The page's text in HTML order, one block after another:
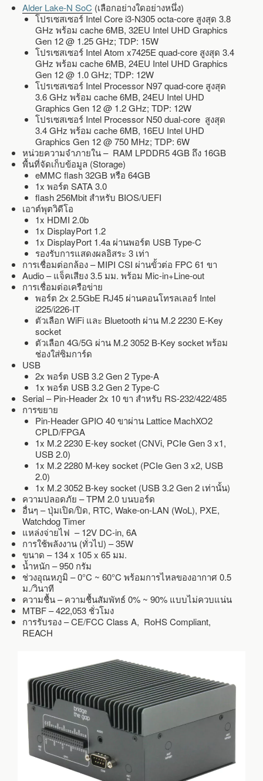
Alder Lake-N SoC (เลือกอย่างใดอย่างหนึ่ง)
โปรเซสเซอร์ Intel Core i3-N305 octa-core สูงสุด 3.8
GHz พร้อม cache 6MB, 32EU Intel UHD Graphics
Gen 12 @ 1.25 GHz; TDP: 15W
โปรเซสเซอร์ Intel Atom x7425E quad-core สูงสุด 3.4
GHz พร้อม cache 6MB, 24EU Intel UHD Graphics
Gen 12 @ 1.0 GHz; TDP: 12W
โปรเซสเซอร์ Intel Processor N97 quad-core สูงสุด
3.6 GHz พร้อม cache 6MB, 24EU Intel UHD
Graphics Gen 12 @ 1.2 GHz; TDP: 12W
โปรเซสเซอร์ Intel Processor N50 dual-core สูงสุด
3.4 GHz พร้อม cache 6MB, 16EU Intel UHD
Graphics Gen 12 @ 750 MHz; TDP: 6W
หน่วยความจำภายใน – RAM LPDDR5 4GB ถึง 16GB
พื้นที่จัดเก็บข้อมูล (Storage)
eMMC flash 32GB หรือ 64GB
1x พอร์ต SATA 3.0
flash 256Mbit สำหรับ BIOS/UEFI
เอาต์พุตวิดีโอ
1x HDMI 2.0b
1x DisplayPort 1.2
1x DisplayPort 1.4a ผ่านพอร์ต USB Type-C
รองรับการแสดงผลอิสระ 3 เท่า
การเชื่อมต่อกล้อง – MIPI CSI ผ่านขั้วต่อ FPC 61 ขา
Audio – แจ็คเสียง 3.5 มม. พร้อม Mic-in+Line-out
การเชื่อมต่อเครือข่าย
พอร์ต 2x 2.5GbE RJ45 ผ่านคอนโทรลเลอร์ Intel
i225/i226-IT
ตัวเลือก WiFi และ Bluetooth ผ่าน M.2 2230 E-Key
socket
ตัวเลือก 4G/5G ผ่าน M.2 3052 B-Key socket พร้อม
ช่องใส่ซิมการ์ด
USB
2x พอร์ต USB 3.2 Gen 2 Type-A
1x พอร์ต USB 3.2 Gen 2 Type-C
Serial – Pin-Header 2x 10 ขา สำหรับ RS-232/422/485
การขยาย
Pin-Header GPIO 40 ขาผ่าน Lattice MachXO2
CPLD/FPGA
1x M.2 2230 E-key socket (CNVi, PCIe Gen 3 x1,
USB 2.0)
1x M.2 2280 M-key socket (PCIe Gen 3 x2, USB
2.0)
1x M.2 3052 B-key socket (USB 3.2 Gen 2 เท่านั้น)
ความปลอดภัย – TPM 2.0 บนบอร์ด
อื่นๆ – ปุ่มเปิด/ปิด, RTC, Wake-on-LAN (WoL), PXE,
Watchdog Timer
แหล่งจ่ายไฟ – 12V DC-in, 6A
การใช้พลังงาน (ทั่วไป) – 35W
ขนาด – 134 x 105 x 65 มม.
น้ำหนัก – 950 กรัม
ช่วงอุณหภูมิ – 0°C ~ 60°C พร้อมการไหลของอากาศ 0.5
ม./วินาที
ความชื้น – ความชื้นสัมพัทธ์ 0% ~ 90% แบบไม่ควบแน่น
MTBF – 422,053 ชั่วโมง
การรับรอง – CE/FCC Class A, RoHS Compliant,
REACH